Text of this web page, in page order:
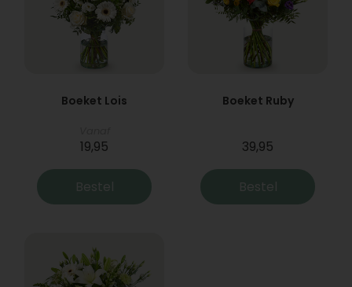
Boeket Lois
19,95
Bestel
Boeket Ruby
39,95
Bestel